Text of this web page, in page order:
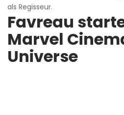
als Regisseur.
Favreau
Marvel
Universe